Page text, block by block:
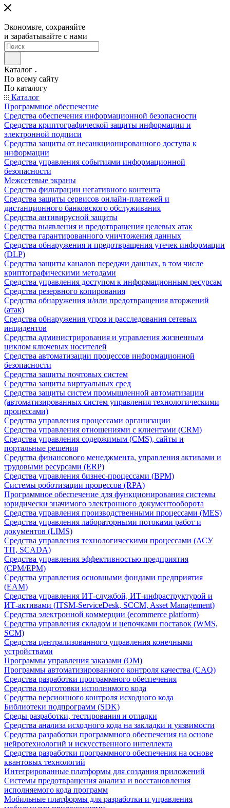
Экономьте, сохраняйте
и зарабатывайте с нами
Каталог
По всему сайту
По каталогу
Каталог
Программное обеспечение
Средства обеспечения информационной безопасности
Средства криптографической защиты информации и
электронной подписи
Средства защиты от несанкционированного доступа к
информации
Средства управления событиями информационной
безопасности
Межсетевые экраны
Средства фильтрации негативного контента
Средства защиты сервисов онлайн-платежей и
дистанционного банковского обслуживания
Средства антивирусной защиты
Средства выявления и предотвращения целевых атак
Средства гарантированного уничтожения данных
Средства обнаружения и предотвращения утечек информации
(DLP)
Средства защиты каналов передачи данных, в том числе
криптографическими методами
Средства управления доступом к информационным ресурсам
Средства резервного копирования
Средства обнаружения и/или предотвращения вторжений
(атак)
Средства обнаружения угроз и расследования сетевых
инцидентов
Средства администрирования и управления жизненным
циклом ключевых носителей
Средства автоматизации процессов информационной
безопасности
Средства защиты почтовых систем
Средства защиты виртуальных сред
Средства защиты систем промышленной автоматизации
(автоматизированных систем управления технологическими
процессами)
Средства управления процессами организации
Средства управления отношениями с клиентами (CRM)
Средства управления содержимым (CMS), сайты и
портальные решения
Средства финансового менеджмента, управления активами и
трудовыми ресурсами (ERP)
Средства управления бизнес-процессами (BPM)
Системы роботизации процессов (RPA)
Программное обеспечение для функционирования системы
юридически значимого электронного документооборота
Средства управления производственными процессами (MES)
Средства управления лабораторными потоками работ и
документов (LIMS)
Средства управления технологическими процессами (АСУ
ТП, SCADA)
Средства управления эффективностью предприятия
(CPM/EPM)
Средства управления основными фондами предприятия
(EAM)
Средства управления ИТ-службой, ИТ-инфраструктурой и
ИТ-активами (ITSM-ServiceDesk, SCCM, Asset Management)
Средства электронной коммерции (ecommerce platform)
Средства управления складом и цепочками поставок (WMS,
SCM)
Средства централизованного управления конечными
устройствами
Программы управления заказами (OM)
Программы автоматизированного контроля качества (CAQ)
Средства разработки программного обеспечения
Средства подготовки исполнимого кода
Средства версионного контроля исходного кода
Библиотеки подпрограмм (SDK)
Среды разработки, тестирования и отладки
Средства анализа исходного кода на закладки и уязвимости
Средства разработки программного обеспечения на основе
нейротехнологий и искусственного интеллекта
Средства разработки программного обеспечения на основе
квантовых технологий
Интегрированные платформы для создания приложений
Системы предотвращения анализа и восстановления
исполняемого кода программ
Мобильные платформы для разработки и управления